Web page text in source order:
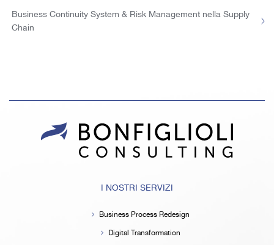
Business Continuity System & Risk Management nella Supply
Chain
I NOSTRI SERVIZI
Business Process Redesign
Digital Transformation